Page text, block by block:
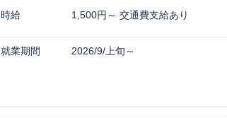
時給 1,500円～ 交通費支給あり
就業期間 2026/9/上旬～